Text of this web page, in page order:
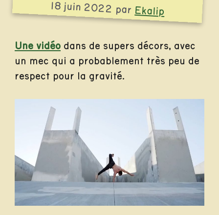
18 juin 2022 par Ekalip
Une vidéo dans de supers décors, avec
un mec qui a probablement très peu de
respect pour la gravité.